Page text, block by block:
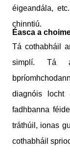
éigeandála,
chinntiú.
Éasca a
Tá cothabháil
simplí. Tá
diagnóis locht
fadhbanna
tráthúil, ionas
cothabháil